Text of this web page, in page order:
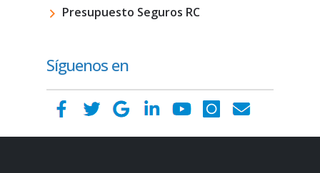
Presupuesto Seguros RC
Síguenos en